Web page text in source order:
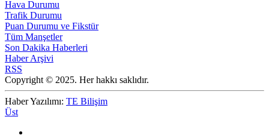
Hava Durumu
Trafik Durumu
Puan Durumu ve Fikstür
Tüm Manşetler
Son Dakika Haberleri
Haber Arşivi
RSS
Copyright © 2025. Her hakkı saklıdır.
Haber Yazılımı: TE Bilişim
Üst